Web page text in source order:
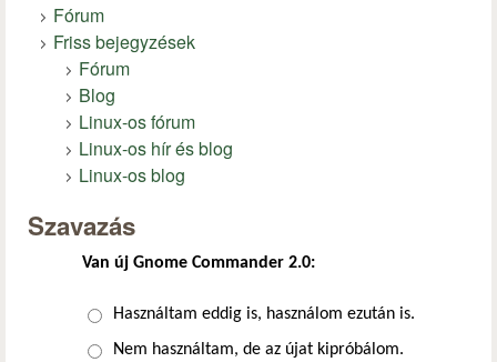
Fórum
Friss bejegyzések
Fórum
Blog
Linux-os fórum
Linux-os hír és blog
Linux-os blog
Szavazás
Van új Gnome Commander 2.0:
Választások
Használtam eddig is, használom ezután is.
Nem használtam, de az újat kipróbálom.